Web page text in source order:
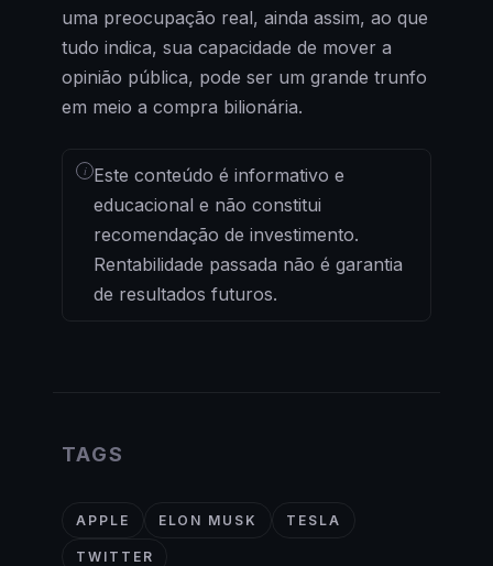
uma preocupação real, ainda assim, ao que
tudo indica, sua capacidade de mover a
opinião pública, pode ser um grande trunfo
em meio a compra bilionária.
i Este conteúdo é informativo e
educacional e não constitui
recomendação de investimento.
Rentabilidade passada não é garantia
de resultados futuros.
TAGS
APPLE ELON MUSK TESLA
TWITTER